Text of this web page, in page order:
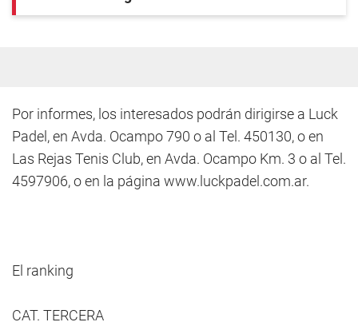
Por informes, los interesados podrán dirigirse a Luck
Padel, en Avda. Ocampo 790 o al Tel. 450130, o en
Las Rejas Tenis Club, en Avda. Ocampo Km. 3 o al Tel.
4597906, o en la página www.luckpadel.com.ar.
El ranking
CAT. TERCERA